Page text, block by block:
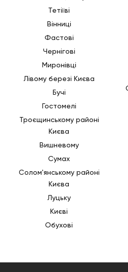
Тетіїві
Вінниці
Фастові
Чернігові
Миронівці
Лівому березі Києва
Бучі
Гостомелі
Троєщинському районі
Києва
Вишневому
Сумах
Солом'янському районі
Києва
Луцьку
Києві
Обухові